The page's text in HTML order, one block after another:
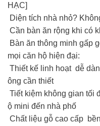
HẠC]
Diện tích nhà nhỏ?
Cần bàn ăn rộng khi có
Bàn ăn thông minh gấp
mọi căn hộ hiện đại:
Thiết kế linh hoạt dễ
ông cần thiết
Tiết kiệm không gian tối
ộ mini đến nhà phố
Chất liệu gỗ cao cấp